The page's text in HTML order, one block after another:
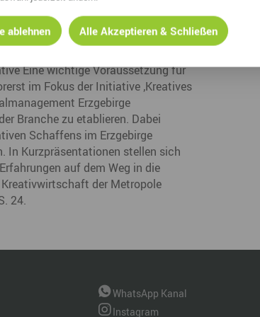
dem Sozialen Netzwerk
Netzwerkens austauschen.
über ihren Start in die
der Veranstaltung ist kostenfrei.
Eine wichtige Voraussetzung für
im Fokus der Initiative ‚Kreatives
Erzgebirge
Branche zu etablieren. Dabei
Schaffens im Erzgebirge
In Kurzpräsentationen stellen sich
auf dem Weg in die
der Metropole
24.
WhatsApp Kanal
Instagram
ablehnen Alle Akzeptieren & Schließen